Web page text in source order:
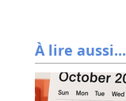
À lire aussi...